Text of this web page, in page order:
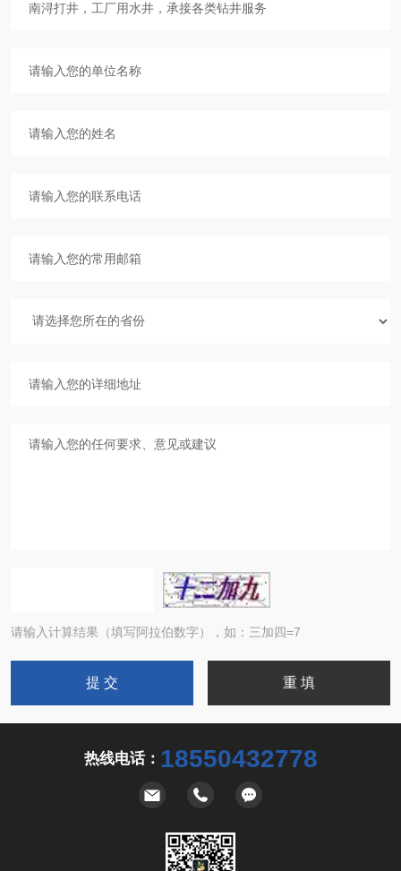
请输入计算结果（填写阿拉伯数字），如：三加四=7
热线电话： 18550432778